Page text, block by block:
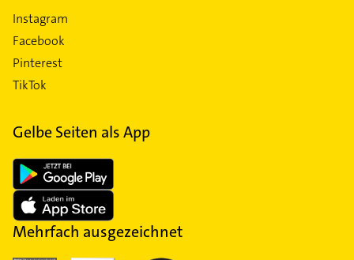
Instagram
Facebook
Pinterest
TikTok
Gelbe Seiten als App
Mehrfach ausgezeichnet